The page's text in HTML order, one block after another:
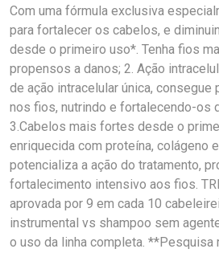
Com uma fórmula exclusiva
para fortalecer os cabelos, e
desde o primeiro uso*. Tenha fios
propensos a danos; 2. Ação
de ação intracelular única, consegue
nos fios, nutrindo e fortalecendo-os
3.Cabelos mais fortes desde o
enriquecida com proteína, colágeno
potencializa a ação do tratamento,
fortalecimento intensivo aos fios.
aprovada por 9 em cada 10
instrumental vs shampoo sem
o uso da linha completa. **Pesquisa